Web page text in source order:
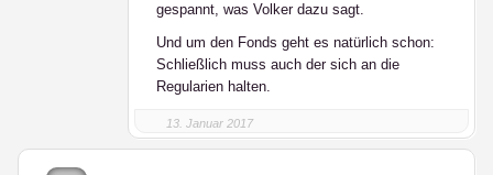
gespannt, was Volker dazu sagt.
Und um den Fonds geht es natürlich schon:
Schließlich muss auch der sich an die
Regularien halten.
13. Januar 2017